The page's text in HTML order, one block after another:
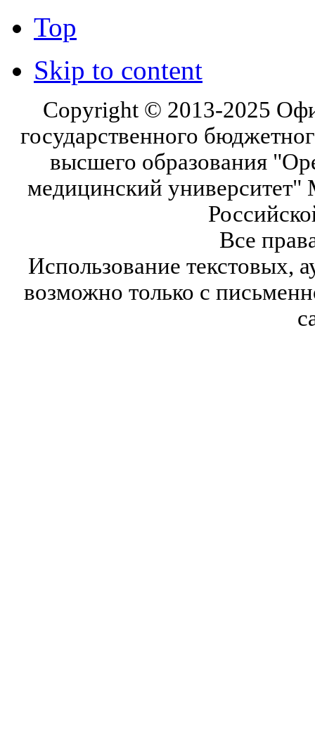
Top
Skip to content
Copyright © 2013-2025
государственного
высшего образования
медицинский университет"
Все
Использование текстовых,
возможно только с